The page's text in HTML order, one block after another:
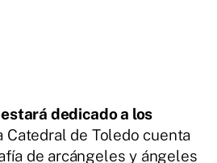
dedicado a los
Catedral de Toledo cuenta
de arcángeles y ángeles